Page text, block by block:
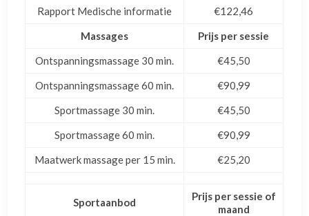
Rapport Medische informatie
€122,46
Massages
Prijs per sessie
Ontspanningsmassage 30 min.
€45,50
Ontspanningsmassage 60 min.
€90,99
Sportmassage 30 min.
€45,50
Sportmassage 60 min.
€90,99
Maatwerk massage per 15 min.
€25,20
Sportaanbod
Prijs per sessie of
maand